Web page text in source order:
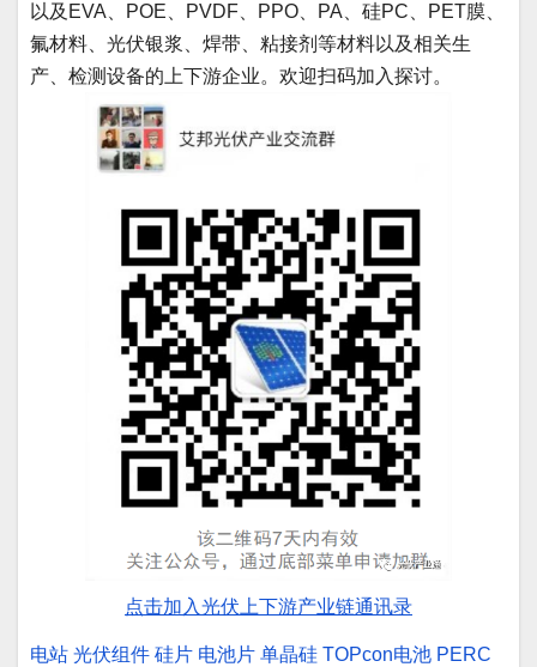
以及EVA、POE、PVDF、PPO、PA、硅PC、PET膜、
氟材料、光伏银浆、焊带、粘接剂等材料以及相关生
产、检测设备的上下游企业。欢迎扫码加入探讨。
点击加入光伏上下游产业链通讯录
电站 光伏组件 硅片 电池片 单晶硅 TOPcon电池 PERC